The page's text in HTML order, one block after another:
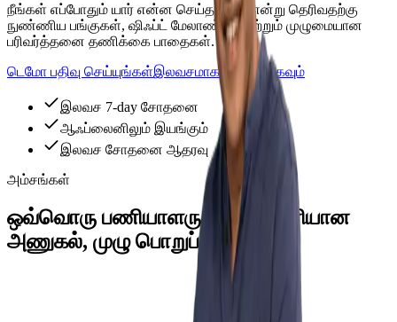
நீங்கள் எப்போதும் யார் என்ன செய்தார்கள் என்று தெரிவதற்கு
நுண்ணிய பங்குகள், ஷிஃப்ட் மேலாண்மை மற்றும் முழுமையான
பரிவர்த்தனை தணிக்கை பாதைகள்.
டெமோ பதிவு செய்யுங்கள்இலவசமாக முயற்சிக்கவும்
இலவச 7-day சோதனை
ஆஃப்லைனிலும் இயங்கும்
இலவச சோதனை ஆதரவு
அம்சங்கள்
ஒவ்வொரு பணியாளருக்கும் — சரியான
அணுகல், முழு பொறுப்புணர்வு